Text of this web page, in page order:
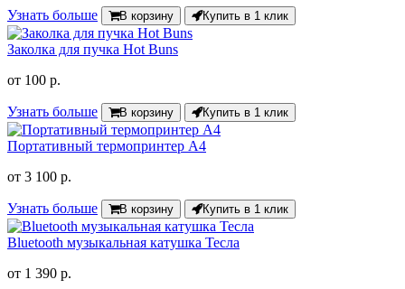
Узнать больше В корзину Купить в 1 клик
Заколка для пучка Hot Buns
от 100 р.
Узнать больше В корзину Купить в 1 клик
Портативный термопринтер A4
от 3 100 р.
Узнать больше В корзину Купить в 1 клик
Bluetooth музыкальная катушка Тесла
от 1 390 р.